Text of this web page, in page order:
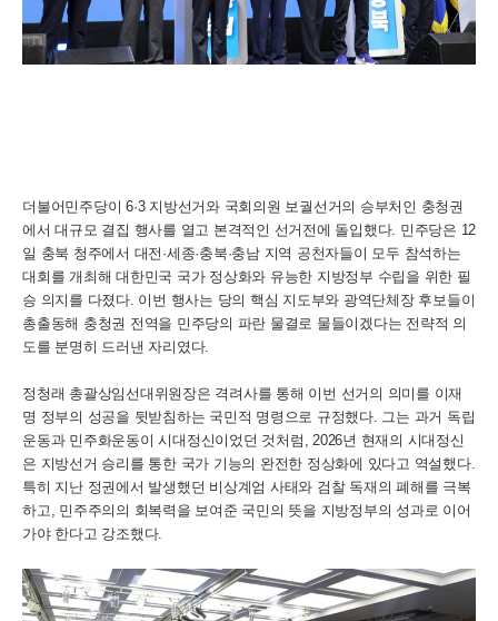
더불어민주당이 6·3 지방선거와 국회의원 보궐선거의 승부처인 충청권
에서 대규모 결집 행사를 열고 본격적인 선거전에 돌입했다. 민주당은 12
일 충북 청주에서 대전·세종·충북·충남 지역 공천자들이 모두 참석하는
대회를 개최해 대한민국 국가 정상화와 유능한 지방정부 수립을 위한 필
승 의지를 다졌다. 이번 행사는 당의 핵심 지도부와 광역단체장 후보들이
총출동해 충청권 전역을 민주당의 파란 물결로 물들이겠다는 전략적 의
도를 분명히 드러낸 자리였다.
정청래 총괄상임선대위원장은 격려사를 통해 이번 선거의 의미를 이재
명 정부의 성공을 뒷받침하는 국민적 명령으로 규정했다. 그는 과거 독립
운동과 민주화운동이 시대정신이었던 것처럼, 2026년 현재의 시대정신
은 지방선거 승리를 통한 국가 기능의 완전한 정상화에 있다고 역설했다.
특히 지난 정권에서 발생했던 비상계엄 사태와 검찰 독재의 폐해를 극복
하고, 민주주의의 회복력을 보여준 국민의 뜻을 지방정부의 성과로 이어
가야 한다고 강조했다.